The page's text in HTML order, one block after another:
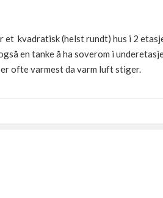
kvadratisk (helst rundt) hus i 2
en tanke å ha soverom i
ofte varmest da varm luft stiger.